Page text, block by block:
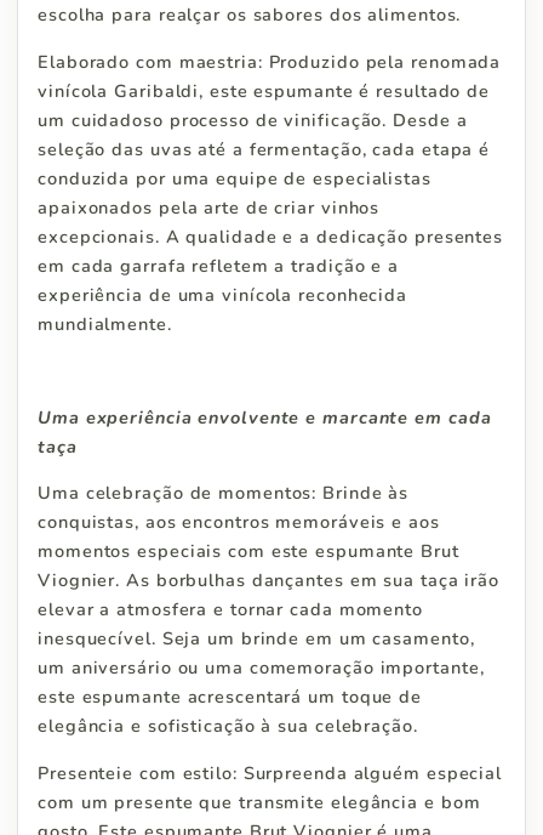
escolha para realçar os sabores dos alimentos.
Elaborado com maestria: Produzido pela renomada
vinícola Garibaldi, este espumante é resultado de
um cuidadoso processo de vinificação. Desde a
seleção das uvas até a fermentação, cada etapa é
conduzida por uma equipe de especialistas
apaixonados pela arte de criar vinhos
excepcionais. A qualidade e a dedicação presentes
em cada garrafa refletem a tradição e a
experiência de uma vinícola reconhecida
mundialmente.
Uma experiência envolvente e marcante em cada
taça
Uma celebração de momentos: Brinde às
conquistas, aos encontros memoráveis e aos
momentos especiais com este espumante Brut
Viognier. As borbulhas dançantes em sua taça irão
elevar a atmosfera e tornar cada momento
inesquecível. Seja um brinde em um casamento,
um aniversário ou uma comemoração importante,
este espumante acrescentará um toque de
elegância e sofisticação à sua celebração.
Presenteie com estilo: Surpreenda alguém especial
com um presente que transmite elegância e bom